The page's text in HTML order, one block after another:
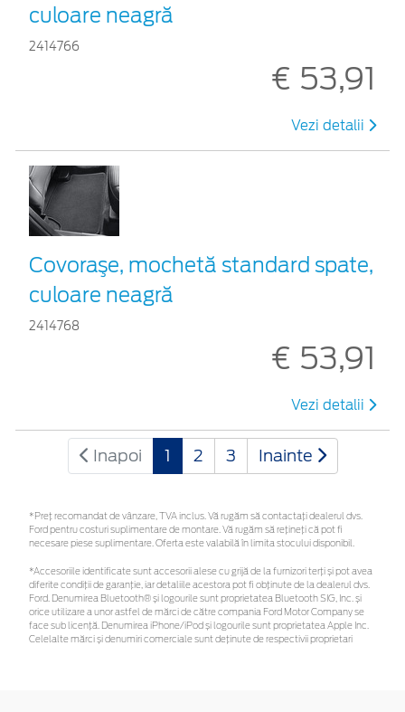
culoare neagră
2414766
€ 53,91
Vezi detalii
Covoraşe, mochetă standard spate,
culoare neagră
2414768
€ 53,91
Vezi detalii
Inapoi 1 2 3 Inainte
*Preţ recomandat de vânzare, TVA inclus. Vă rugăm să contactaţi dealerul dvs.
Ford pentru costuri suplimentare de montare. Vă rugăm să rețineți că pot fi
necesare piese suplimentare. Oferta este valabilă în limita stocului disponibil.
*Accesoriile identificate sunt accesorii alese cu grijă de la furnizori terți și pot avea
diferite condiții de garanție, iar detaliile acestora pot fi obținute de la dealerul dvs.
Ford. Denumirea Bluetooth® și logourile sunt proprietatea Bluetooth SIG, Inc. și
orice utilizare a unor astfel de mărci de către compania Ford Motor Company se
face sub licență. Denumirea iPhone/iPod și logourile sunt proprietatea Apple Inc.
Celelalte mărci și denumiri comerciale sunt deținute de respectivii proprietari